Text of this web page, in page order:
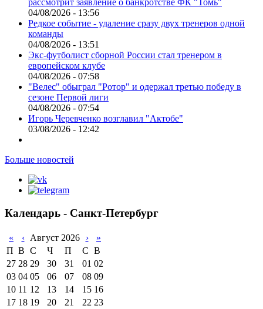
рассмотрит заявление о банкротстве ФК "Томь"
04/08/2026 - 13:56
Редкое событие - удаление сразу двух тренеров одной
команды
04/08/2026 - 13:51
Экс-футболист сборной России стал тренером в
европейском клубе
04/08/2026 - 07:58
"Велес" обыграл "Ротор" и одержал третью победу в
сезоне Первой лиги
04/08/2026 - 07:54
Игорь Черевченко возглавил "Актобе"
03/08/2026 - 12:42
Больше новостей
Календарь - Санкт-Петербург
« ‹ Август 2026 ›
»
П В С Ч П С В
27 28 29 30 31 01 02
03 04 05 06 07 08 09
10 11 12 13 14 15 16
17 18 19 20 21 22 23